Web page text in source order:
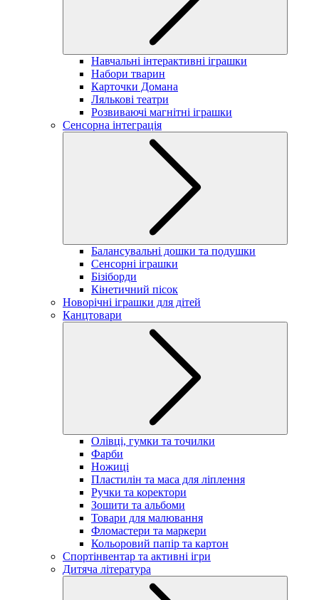
Навчальні інтерактивні іграшки
Набори тварин
Карточки Домана
Лялькові театри
Розвиваючі магнітні іграшки
Сенсорна інтеграція
Балансувальні дошки та подушки
Сенсорні іграшки
Бізіборди
Кінетичний пісок
Новорічні іграшки для дітей
Канцтовари
Олівці, гумки та точилки
Фарби
Ножиці
Пластилін та маса для ліплення
Ручки та коректори
Зошити та альбоми
Товари для малювання
Фломастери та маркери
Кольоровий папір та картон
Спортінвентар та активні ігри
Дитяча література